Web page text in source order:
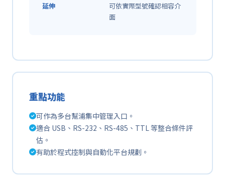
延伸
可依實際型號確認相容介
面
重點功能
可作為多台幫浦集中管理入口。
適合 USB、RS-232、RS-485、TTL 等整合條件評
估。
有助於程式控制與自動化平台規劃。